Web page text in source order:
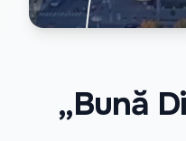
„Bună